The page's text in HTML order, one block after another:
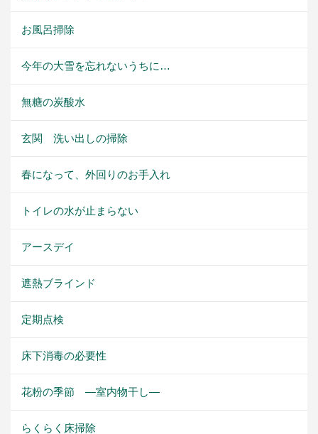
お風呂掃除
今年の大雪を忘れないうちに…
無糖の炭酸水
玄関 洗い出しの掃除
春になって、外回りのお手入れ
トイレの水が止まらない
アースデイ
遮熱ブラインド
定期点検
床下消毒の必要性
花粉の季節 ―室内物干し―
らくらく床掃除